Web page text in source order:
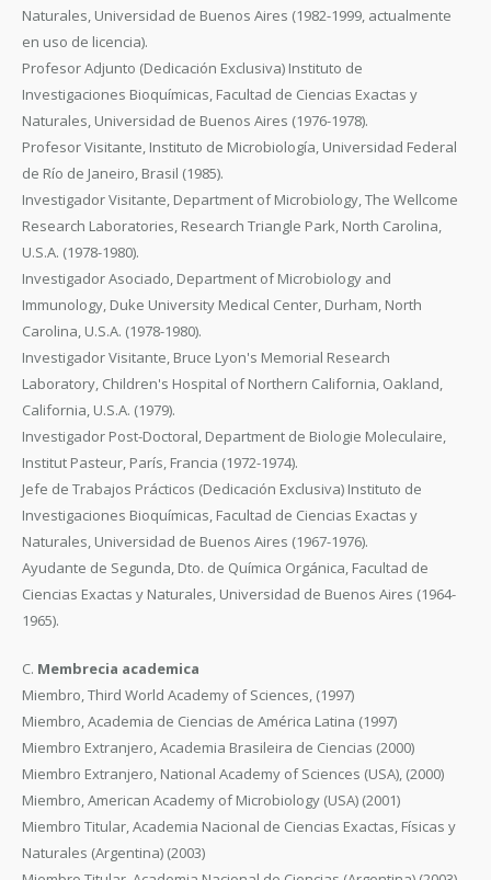
Naturales, Universidad de Buenos Aires (1982-1999, actualmente
en uso de licencia).
Profesor Adjunto (Dedicación Exclusiva) Instituto de
Investigaciones Bioquímicas, Facultad de Ciencias Exactas y
Naturales, Universidad de Buenos Aires (1976-1978).
Profesor Visitante, Instituto de Microbiología, Universidad Federal
de Río de Janeiro, Brasil (1985).
Investigador Visitante, Department of Microbiology, The Wellcome
Research Laboratories, Research Triangle Park, North Carolina,
U.S.A. (1978-1980).
Investigador Asociado, Department of Microbiology and
Immunology, Duke University Medical Center, Durham, North
Carolina, U.S.A. (1978-1980).
Investigador Visitante, Bruce Lyon's Memorial Research
Laboratory, Children's Hospital of Northern California, Oakland,
California, U.S.A. (1979).
Investigador Post-Doctoral, Department de Biologie Moleculaire,
Institut Pasteur, París, Francia (1972-1974).
Jefe de Trabajos Prácticos (Dedicación Exclusiva) Instituto de
Investigaciones Bioquímicas, Facultad de Ciencias Exactas y
Naturales, Universidad de Buenos Aires (1967-1976).
Ayudante de Segunda, Dto. de Química Orgánica, Facultad de
Ciencias Exactas y Naturales, Universidad de Buenos Aires (1964-
1965).
C. Membrecia academica
Miembro, Third World Academy of Sciences, (1997)
Miembro, Academia de Ciencias de América Latina (1997)
Miembro Extranjero, Academia Brasileira de Ciencias (2000)
Miembro Extranjero, National Academy of Sciences (USA), (2000)
Miembro, American Academy of Microbiology (USA) (2001)
Miembro Titular, Academia Nacional de Ciencias Exactas, Físicas y
Naturales (Argentina) (2003)